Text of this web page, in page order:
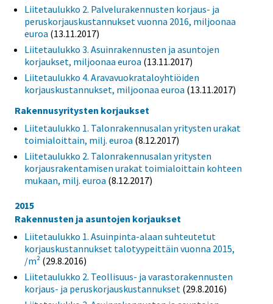
Liitetaulukko 2. Palvelurakennusten korjaus- ja
peruskorjauskustannukset vuonna 2016, miljoonaa
euroa (13.11.2017)
Liitetaulukko 3. Asuinrakennusten ja asuntojen
korjaukset, miljoonaa euroa (13.11.2017)
Liitetaulukko 4. Aravavuokrataloyhtiöiden
korjauskustannukset, miljoonaa euroa (13.11.2017)
Rakennusyritysten korjaukset
Liitetaulukko 1. Talonrakennusalan yritysten urakat
toimialoittain, milj. euroa (8.12.2017)
Liitetaulukko 2. Talonrakennusalan yritysten
korjausrakentamisen urakat toimialoittain kohteen
mukaan, milj. euroa (8.12.2017)
2015
Rakennusten ja asuntojen korjaukset
Liitetaulukko 1. Asuinpinta-alaan suhteutetut
korjauskustannukset talotyypeittäin vuonna 2015,
/m² (29.8.2016)
Liitetaulukko 2. Teollisuus- ja varastorakennusten
korjaus- ja peruskorjauskustannukset (29.8.2016)